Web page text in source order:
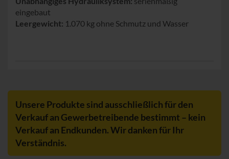
eingebaut
Leergewicht: 1.070 kg ohne Schmutz und Wasser
Unsere Produkte sind ausschließlich für den
Verkauf an Gewerbetreibende bestimmt – kein
Verkauf an Endkunden. Wir danken für Ihr
Verständnis.